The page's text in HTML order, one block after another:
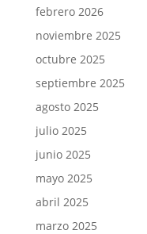
febrero 2026
noviembre 2025
octubre 2025
septiembre 2025
agosto 2025
julio 2025
junio 2025
mayo 2025
abril 2025
marzo 2025